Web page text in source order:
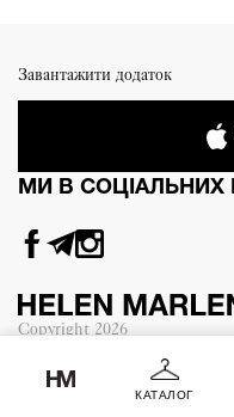
КАТАЛОГ
Завантажити додаток
МИ В
Copyright 2026